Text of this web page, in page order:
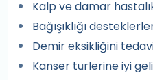
Kalp ve damar
Bağışıklığı
Demir eksikliğini
Kanser türlerine iyi